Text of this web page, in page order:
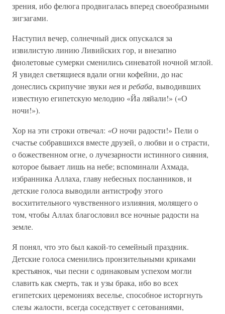
зрения, ибо фелюга продвигалась вперед своеобразными
зигзагами.
Наступил вечер, солнечный диск опускался за
извилистую линию Ливийских гор, и внезапно
фиолетовые сумерки сменились синеватой ночной мглой.
Я увидел светящиеся вдали огни кофейни, до нас
донеслись скрипучие звуки неяи ребаба, выводивших
известную египетскую мелодию «Йа ляйали!» («О
ночи!»).
Хор на эти строки отвечал: «Оночи радости!» Пели о
счастье собравшихся вместе друзей, о любви и о страсти,
о божественном огне, о лучезарности истинного сияния,
которое бывает лишь на небе; вспоминали Ахмада,
избранника Аллаха, главу небесных посланников, и
детские голоса выводили антистрофу этого
восхитительного чувственного излияния, молящего о
том, чтобы Аллах благословил все ночные радости на
земле.
Я понял, что это был какой-то семейный праздник.
Детские голоса сменились пронзительными криками
крестьянок, чьи песни с одинаковым успехом могли
славить как смерть, так и узы брака, ибо во всех
египетских церемониях веселье, способное исторгнуть
слезы жалости, всегда соседствует с сетованиями,